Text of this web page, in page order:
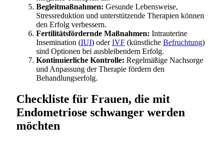
Begleitmaßnahmen: Gesunde Lebensweise,
Stressreduktion und unterstützende Therapien können
den Erfolg verbessern.
Fertilitätsfördernde Maßnahmen: Intrauterine
Insemination (IUI) oderIVF (künstliche Befruchtung)
sind Optionen bei ausbleibendem Erfolg.
Kontinuierliche Kontrolle: Regelmäßige Nachsorge
und Anpassung der Therapie fördern den
Behandlungserfolg.
Checkliste für Frauen, die mit
Endometriose schwanger werden
möchten